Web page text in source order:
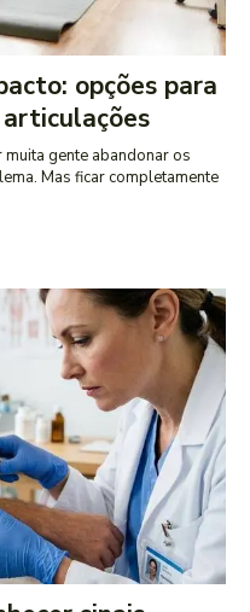
opções para
gente abandonar os
Mas ficar completamente